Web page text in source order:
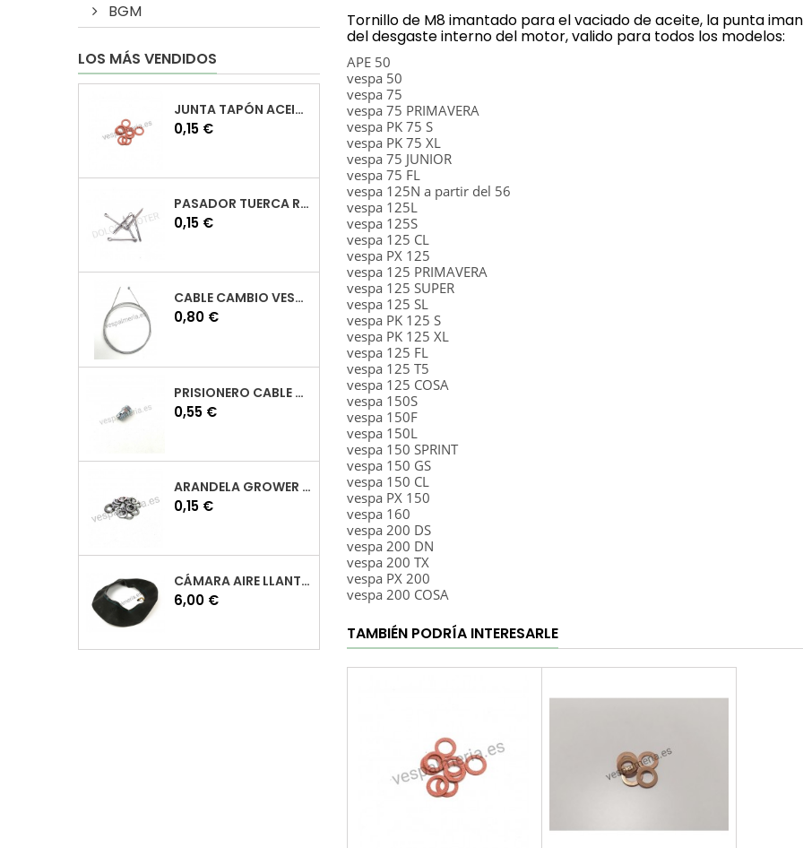
BGM
LOS MÁS VENDIDOS
JUNTA TAPÓN ACEITE VESPA
Precio
0,15 €
PASADOR TUERCA RUEDA VESPA
Precio
0,15 €
CABLE CAMBIO VESPA
Precio
0,80 €
PRISIONERO CABLE CAMBIO VESPA
Precio
0,55 €
ARANDELA GROWER M7 INOX VESPA
Precio
0,15 €
CÁMARA AIRE LLANTA 10 VESPA
Precio
6,00 €
Tornillo de M8 imantado para el vaciado de aceite, la punta
del desgaste interno del motor, valido para todos los modelos:
APE 50
vespa 50
vespa 75
vespa 75 PRIMAVERA
vespa PK 75 S
vespa PK 75 XL
vespa 75 JUNIOR
vespa 75 FL
vespa 125N a partir del 56
vespa 125L
vespa 125S
vespa 125 CL
vespa PX 125
vespa 125 PRIMAVERA
vespa 125 SUPER
vespa 125 SL
vespa PK 125 S
vespa PK 125 XL
vespa 125 FL
vespa 125 T5
vespa 125 COSA
vespa 150S
vespa 150F
vespa 150L
vespa 150 SPRINT
vespa 150 GS
vespa 150 CL
vespa PX 150
vespa 160
vespa 200 DS
vespa 200 DN
vespa 200 TX
vespa PX 200
vespa 200 COSA
TAMBIÉN PODRÍA INTERESARLE